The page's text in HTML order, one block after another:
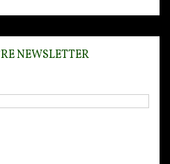
NEWSLETTER